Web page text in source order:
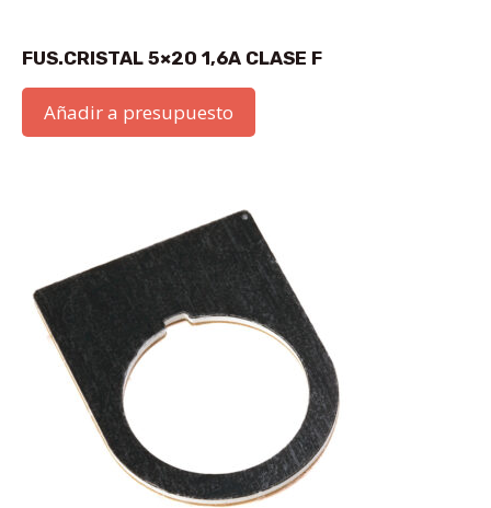
FUS.CRISTAL 5×20 1,6A CLASE F
Añadir a presupuesto